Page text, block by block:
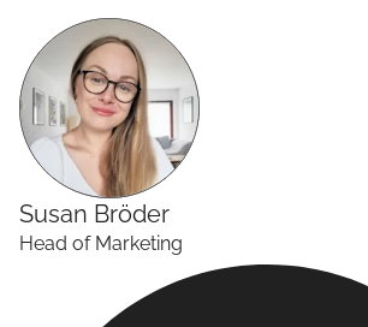
Susan Bröder
Head of Marketing